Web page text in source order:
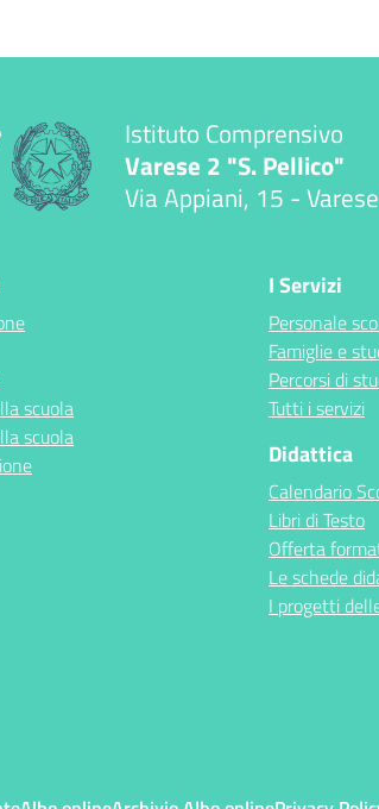
Istituto Comprensivo
Varese 2 "S. Pellico"
Via Appiani, 15 -
scuola
scuola
I Servizi
Personale
Famiglie e
Percorsi di
Tutti i servizi
Didattica
Calendario
Libri di Testo
Offerta
Le schede
I progetti